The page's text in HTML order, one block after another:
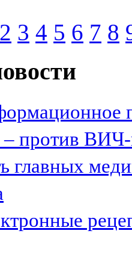
2 3 4 5 6 7 8
против
главных